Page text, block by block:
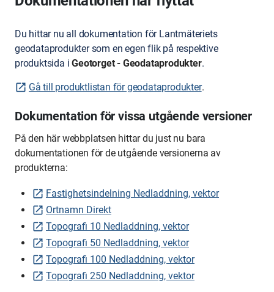
Du hittar nu all dokumentation för Lantmäteriets
geodataprodukter som en egen flik på respektive
produktsida i Geotorget - Geodataprodukter.
Gå till produktlistan för geodataprodukter.
Dokumentation för vissa utgående versioner
På den här webbplatsen hittar du just nu bara
dokumentationen för de utgående versionerna av
produkterna:
Fastighetsindelning Nedladdning, vektor
Ortnamn Direkt
Topografi 10 Nedladdning, vektor
Topografi 50 Nedladdning, vektor
Topografi 100 Nedladdning, vektor
Topografi 250 Nedladdning, vektor